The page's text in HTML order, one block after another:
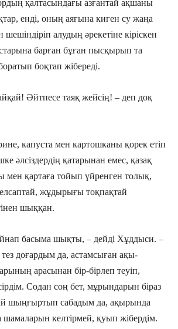
қалтасын­дағы азғантай ақшаны
енді, оның аяғына киген су жаңа
алудың әрекетіне кіріскен
барған бұған пысқырып та
боқтап жібереді.
Әйтпесе таяқ жейсің! – деп доқ
капуста мен картошканы қорек етіп
әлсіздердің қатарынан емес, қазақ
мен қартаға тойып үйренген толық,
жұдырығы тоқпақтай
шыққан.
басыма шықты, – дейді Хұддыси. –
тез доғардым да, астамсыған ақы­
арасынан бір-бірлеп теуіп,
Содан соң бет, мұрындарын біраз
шыңғыртып сабадым да, ақырында
шамаларын келтірмей, қуып жібердім.